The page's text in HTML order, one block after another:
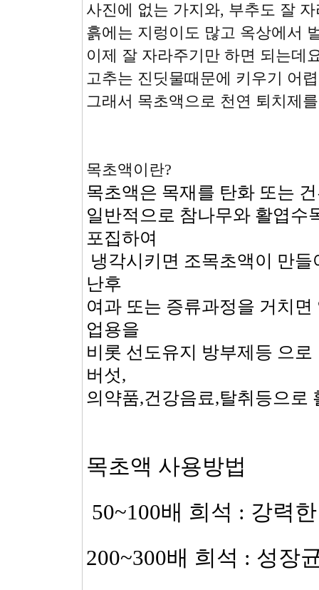
사진에 없는 가지와, 부추도 잘
흙에는 지렁이도 많고 옥상에서
이제 잘 자라주기만 하면 되는데
고추는 진딧물때문에 키우기 어
그래서 목초액으로 천연 퇴치제
목초액이란?
목초액은 목재를 탄화 또는
일반적으로 참나무와 활엽수
포집하여
냉각시키면 조목초액이 만
난후
여과 또는 증류과정을 거치
업용을
비롯 선도유지 방부제등 으
버섯,
의약품,건강음료,탈취등으로
목초액 사용방법
50~100배 희석 : 강력
200~300배 희석 : 성장